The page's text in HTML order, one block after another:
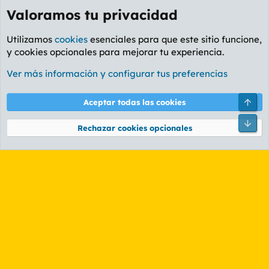
Foro General
Cookies
PL OLDSTYLE AMARILLO
Términos y reglas Política de privacidad Ayuda
Community platform by XenForo® © 2010-2026 XenForo Ltd.
Valoramos tu privacidad
Utilizamos cookies esenciales para que este sitio funcione,
y cookies opcionales para mejorar tu experiencia.
Ver más información y configurar tus preferencias
Aceptar todas las cookies
Rechazar cookies opcionales
Pie